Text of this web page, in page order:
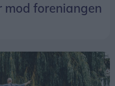
mod foreniangen